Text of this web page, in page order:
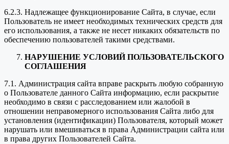
6.2.3. Надлежащее функционирование Сайта, в случае, если
Пользователь не имеет необходимых технических средств для
его использования, а также не несет никаких обязательств по
обеспечению пользователей такими средствами.
НАРУШЕНИЕ УСЛОВИЙ ПОЛЬЗОВАТЕЛЬСКОГО
СОГЛАШЕНИЯ
7.1. Администрация сайта вправе раскрыть любую собранную
о Пользователе данного Сайта информацию, если раскрытие
необходимо в связи с расследованием или жалобой в
отношении неправомерного использования Сайта либо для
установления (идентификации) Пользователя, который может
нарушать или вмешиваться в права Администрации сайта или
в права других Пользователей Сайта.